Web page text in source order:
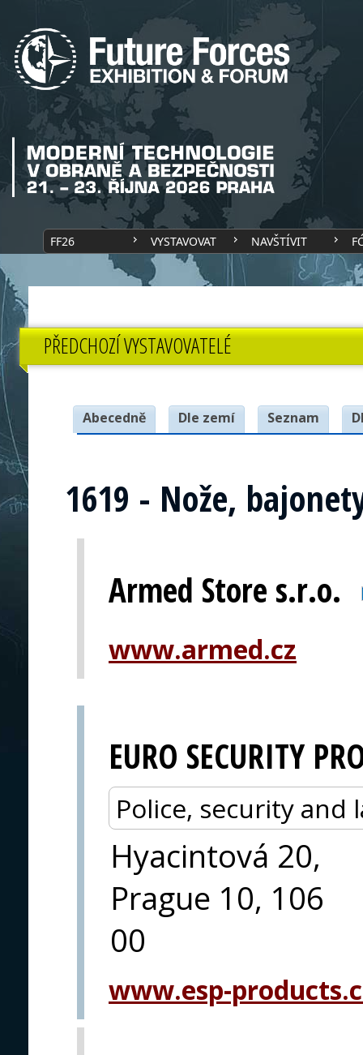
FF26 VYSTAVOVAT NAVŠTÍVIT
PŘEDCHOZÍ VYSTAVOVATELÉ
Abecedně Dle zemí Seznam
1619 - Nože,
Armed Store s.r.o.
www.armed.cz
EURO SECURITY
Police, security
Hyacintová 20,
Prague 10, 106
00
www.esp-